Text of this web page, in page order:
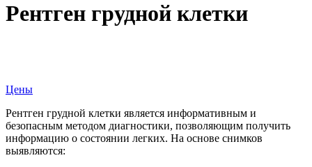
Рентген грудной клетки
Цены
Рентген грудной клетки является информативным и
безопасным методом диагностики, позволяющим получить
информацию о состоянии легких. На основе снимков
выявляются: